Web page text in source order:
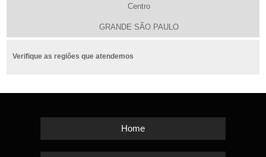
Centro
GRANDE SÃO PAULO
Verifique as regiões que atendemos
Home